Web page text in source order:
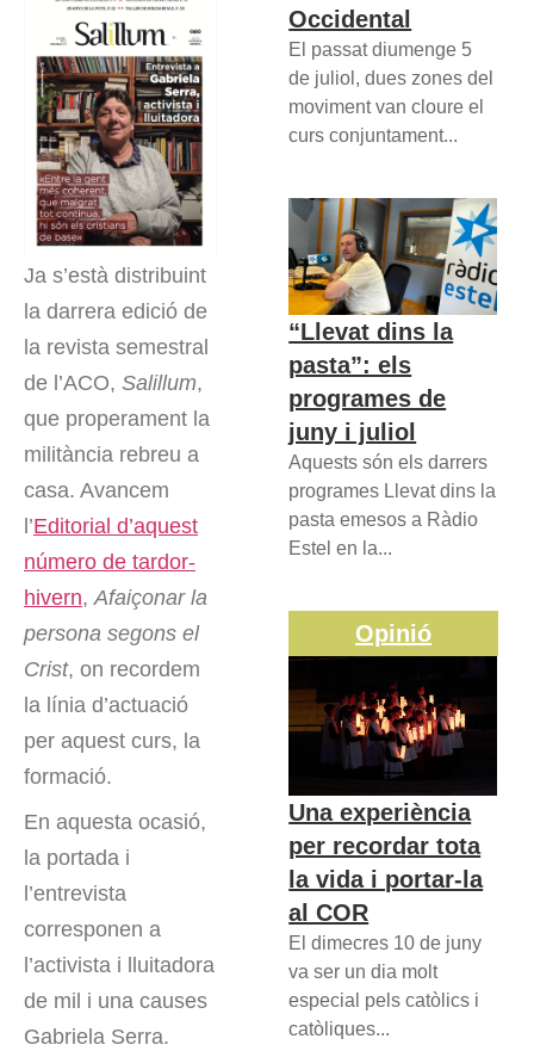
Ja s’està distribuint
la darrera edició de
la revista semestral
de l’ACO, Salillum,
que properament la
militància rebreu a
casa. Avancem
l’Editorial d’aquest
número de tardor-
hivern,Afaiçonar la
persona segons el
Crist, on recordem
la línia d’actuació
per aquest curs, la
formació.
En aquesta ocasió,
la portada i
l’entrevista
corresponen a
l’activista i lluitadora
de mil i una causes
Gabriela Serra.
Occidental
El passat diumenge 5
de juliol, dues zones del
moviment van cloure el
curs conjuntament...
“Llevat dins la
pasta”: els
programes de
juny i juliol
Aquests són els darrers
programes Llevat dins la
pasta emesos a Ràdio
Estel en la...
Opinió
Una experiència
per recordar tota
la vida i portar-la
al COR
El dimecres 10 de juny
va ser un dia molt
especial pels catòlics i
catòliques...